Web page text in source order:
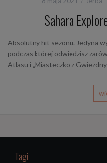
Sahara
Absolutny hit sezonu. Jedyna
podczas której odwiedzisz
Atlasu i „Miasteczko z
Tagi